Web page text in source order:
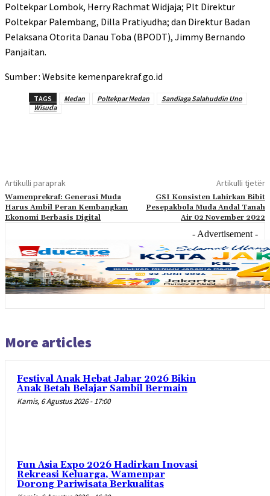
Poltekpar Lombok, Herry Rachmat Widjaja; Plt Direktur
Poltekpar Palembang, Dilla Pratiyudha; dan Direktur Badan
Pelaksana Otorita Danau Toba (BPODT), Jimmy Bernando
Panjaitan.
Sumber : Website kemenparekraf.go.id
TAGS Medan Poltekpar Medan
Sandiaga Salahuddin Uno
Wisuda
Artikulli paraprak
Wamenprekraf: Generasi Muda
Harus Ambil Peran Kembangkan
Ekonomi Berbasis Digital
Artikulli tjetër
GSI Konsisten Lahirkan Bibit
Pesepakbola Muda Andal Tanah
Air 02 November 2022
- Advertisement -
More articles
Festival Anak Hebat Jabar 2026 Bikin
Anak Betah Belajar Sambil Bermain
Kamis, 6 Agustus 2026 - 17:00
Fun Asia Expo 2026 Hadirkan Inovasi
Rekreasi Keluarga, Wamenpar
Dorong Pariwisata Berkualitas